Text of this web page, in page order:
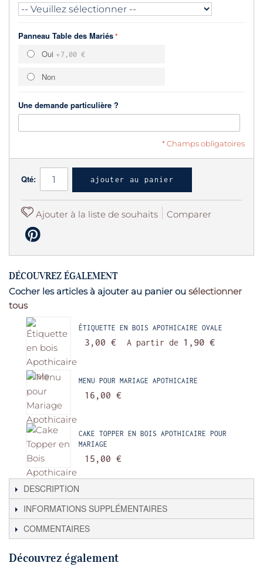
Panneau Table des Mariés
Oui +7,00 €
Non
Une demande particulière ?
* Champs obligatoires
Qté: ajouter au panier
Ajouter à la liste de souhaits Comparer
DÉCOUVREZ ÉGALEMENT
Cocher les articles à ajouter au panier ou sélectionner
tous
ÉTIQUETTE EN BOIS APOTHICAIRE OVALE
3,00 € A partir de 1,90 €
MENU POUR MARIAGE APOTHICAIRE
16,00 €
CAKE TOPPER EN BOIS APOTHICAIRE POUR
MARIAGE
15,00 €
DESCRIPTION
INFORMATIONS SUPPLÉMENTAIRES
COMMENTAIRES
Découvrez également